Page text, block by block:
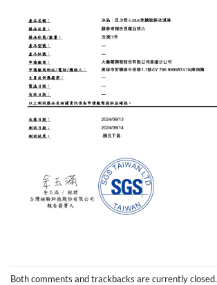
Both comments and trackbacks are currently closed.